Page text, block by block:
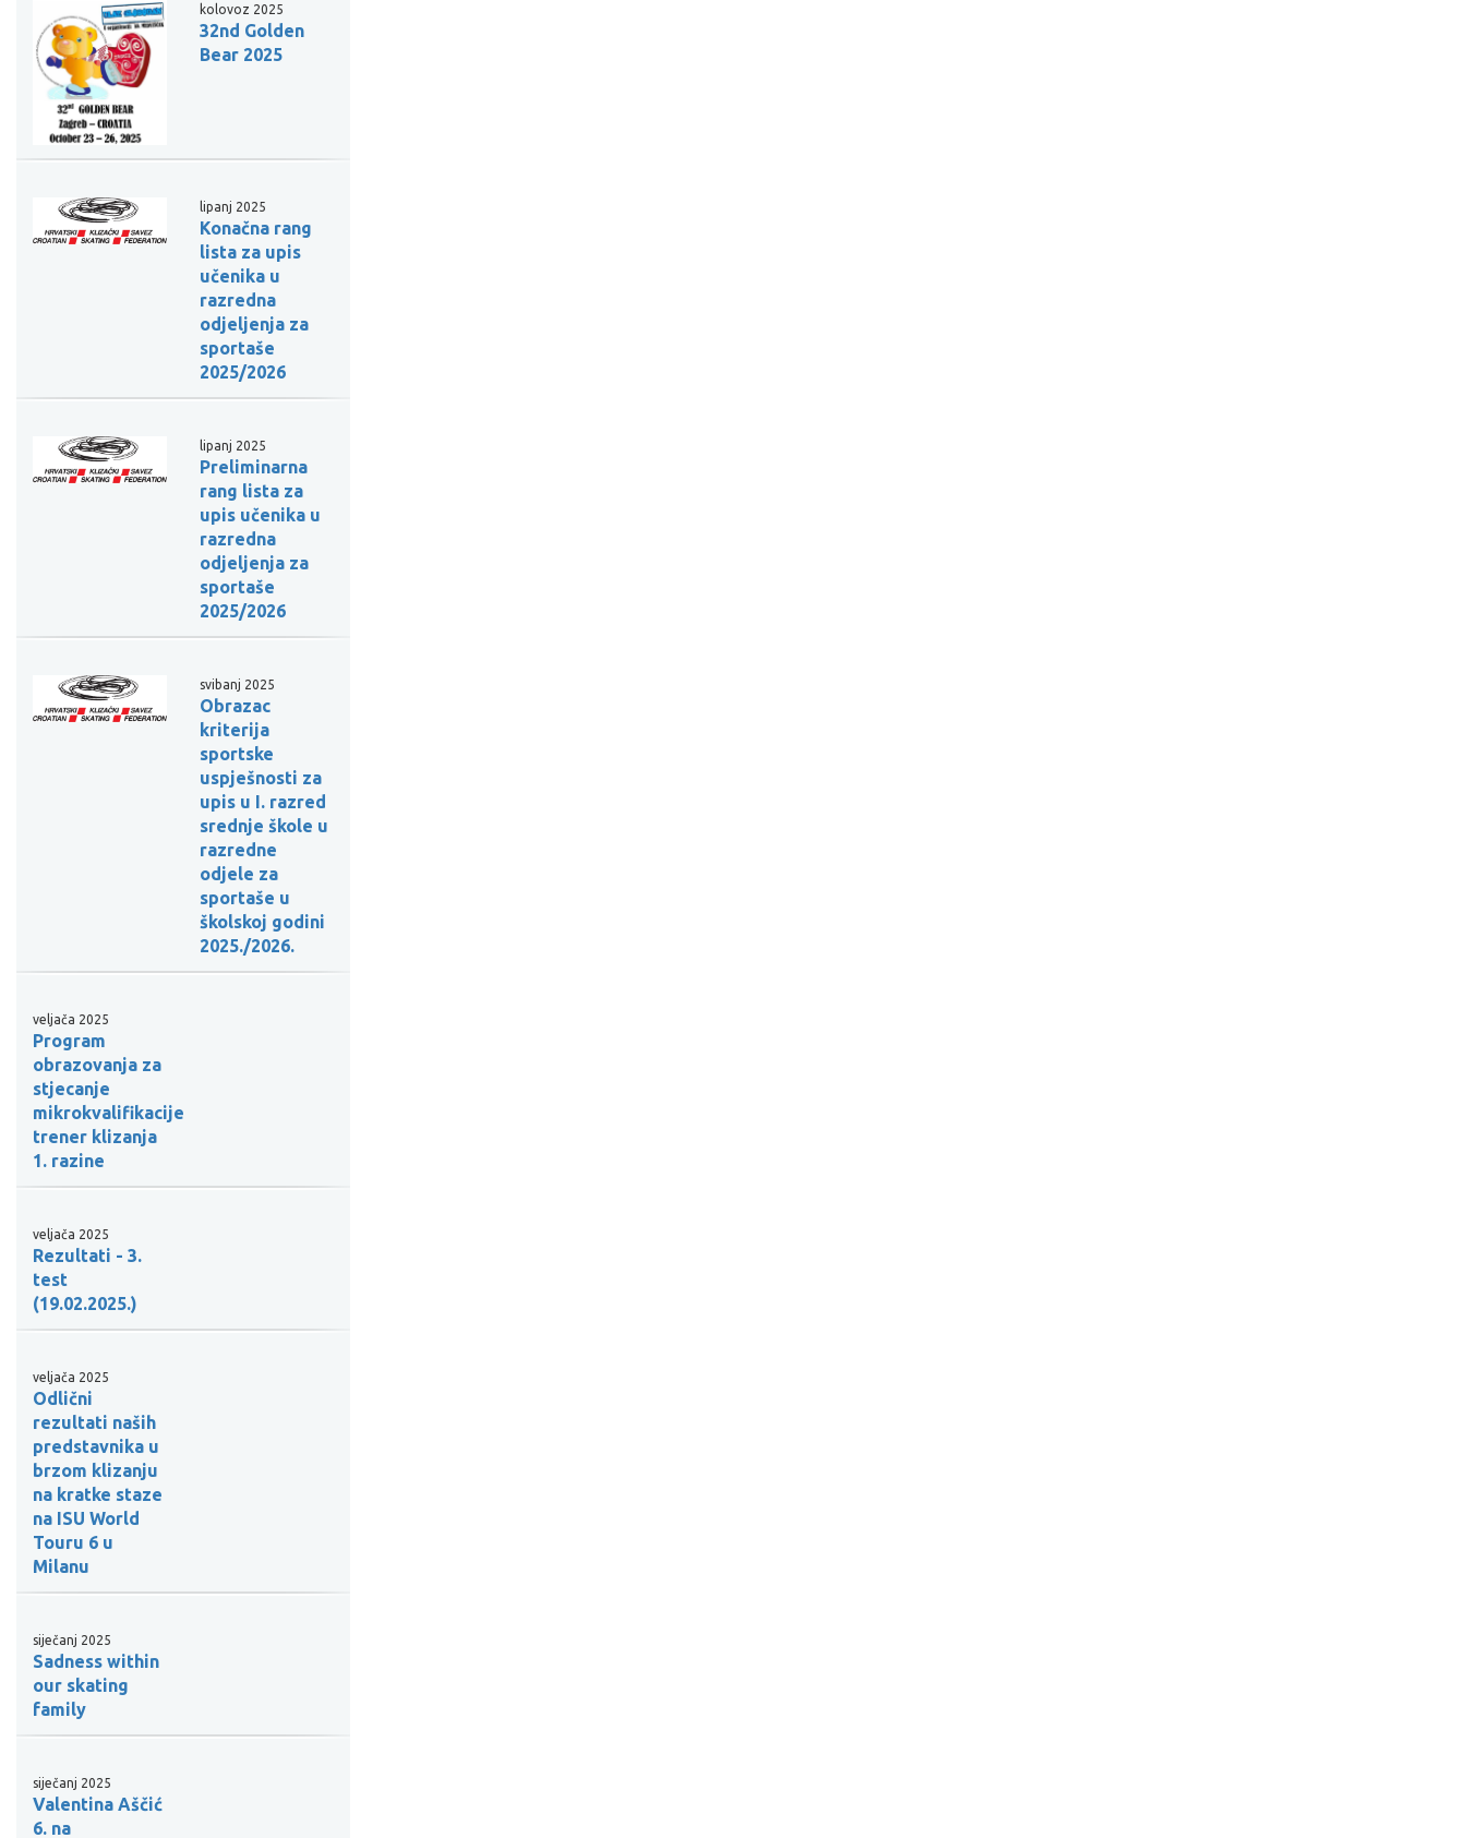
kolovoz 2025
32nd Golden
Bear 2025
lipanj 2025
Konačna rang
lista za upis
učenika u
razredna
odjeljenja za
sportaše
2025/2026
lipanj 2025
Preliminarna
rang lista za
upis učenika u
razredna
odjeljenja za
sportaše
2025/2026
svibanj 2025
Obrazac
kriterija
sportske
uspješnosti za
upis u I. razred
srednje škole u
razredne
odjele za
sportaše u
školskoj godini
2025./2026.
veljača 2025
Program
obrazovanja za
stjecanje
mikrokvalifikacije
trener klizanja
1. razine
veljača 2025
Rezultati - 3.
test
(19.02.2025.)
veljača 2025
Odlični
rezultati naših
predstavnika u
brzom klizanju
na kratke staze
na ISU World
Touru 6 u
Milanu
siječanj 2025
Sadness within
our skating
family
siječanj 2025
Valentina Aščić
6. na